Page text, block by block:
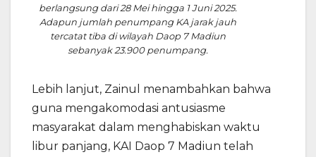
berlangsung dari 28 Mei hingga 1 Juni 2025.
Adapun jumlah penumpang KA jarak jauh
tercatat tiba di wilayah Daop 7 Madiun
sebanyak 23.900 penumpang.
Lebih lanjut, Zainul menambahkan bahwa
guna mengakomodasi antusiasme
masyarakat dalam menghabiskan waktu
libur panjang, KAI Daop 7 Madiun telah